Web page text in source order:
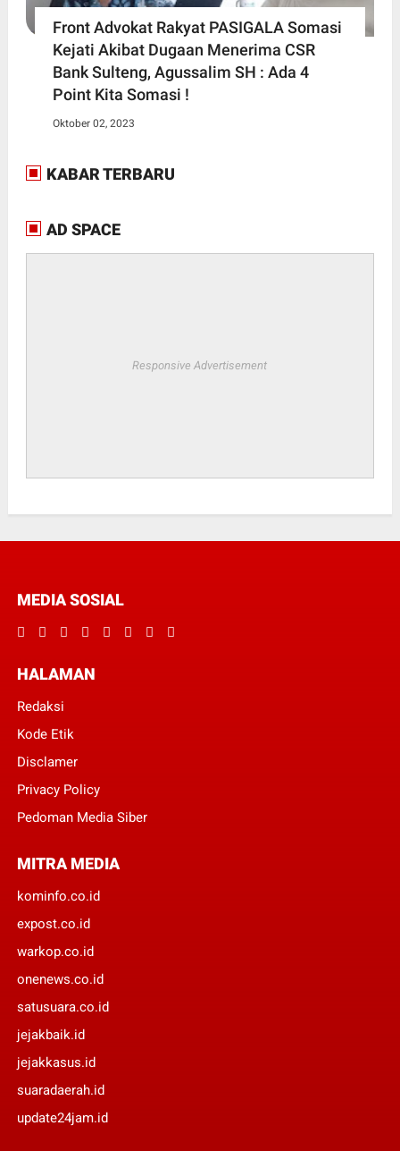
Front Advokat Rakyat PASIGALA Somasi
Kejati Akibat Dugaan Menerima CSR
Bank Sulteng, Agussalim SH : Ada 4
Point Kita Somasi !
Oktober 02, 2023
KABAR TERBARU
AD SPACE
Responsive Advertisement
MEDIA SOSIAL
HALAMAN
Redaksi
Kode Etik
Disclamer
Privacy Policy
Pedoman Media Siber
MITRA MEDIA
kominfo.co.id
expost.co.id
warkop.co.id
onenews.co.id
satusuara.co.id
jejakbaik.id
jejakkasus.id
suaradaerah.id
update24jam.id